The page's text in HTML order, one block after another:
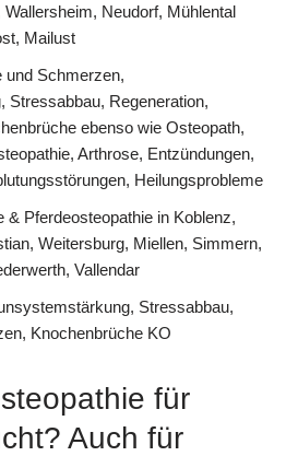
Neudorf, Mühlental
Mailust
und Schmerzen,
Stressabbau, Regeneration,
ebenso wie Osteopath,
Arthrose, Entzündungen,
Heilungsprobleme
& Pferdeosteopathie in Koblenz,
Weitersburg, Miellen, Simmern,
Vallendar
Stressabbau,
Knochenbrüche KO
für
Auch für